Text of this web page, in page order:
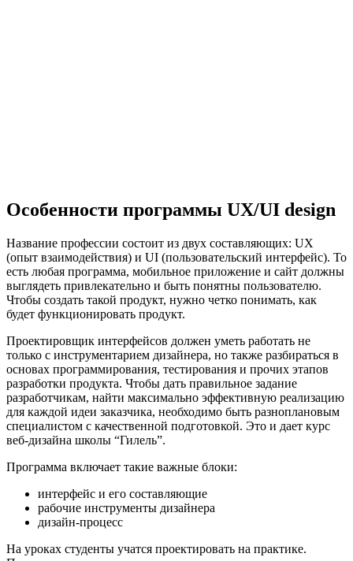
Особенности программы UX/UI design
Название профессии состоит из двух составляющих: UX
(опыт взаимодействия) и UI (пользовательский интерфейс). То
есть любая программа, мобильное приложение и сайт должны
выглядеть привлекательно и быть понятны пользователю.
Чтобы создать такой продукт, нужно четко понимать, как
будет функционировать продукт.
Проектировщик интерфейсов должен уметь работать не
только с инструментарием дизайнера, но также разбираться в
основах программирования, тестирования и прочих этапов
разработки продукта. Чтобы дать правильное задание
разработчикам, найти максимально эффективную реализацию
для каждой идеи заказчика, необходимо быть разноплановым
специалистом с качественной подготовкой. Это и дает курс
веб-дизайна школы “Гилель”.
Программа включает такие важные блоки:
интерфейс и его составляющие
рабочие инструменты дизайнера
дизайн-процесс
На уроках студенты учатся проектировать на практике.